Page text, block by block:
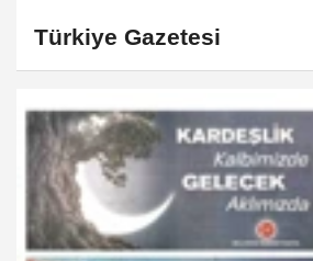
Türkiye Gazetesi